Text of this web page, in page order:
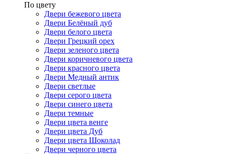
По цвету
Двери бежевого цвета
Двери Белёный дуб
Двери белого цвета
Двери Грецкий орех
Двери зеленого цвета
Двери коричневого цвета
Двери красного цвета
Двери Медный антик
Двери светлые
Двери серого цвета
Двери синего цвета
Двери темные
Двери цвета венге
Двери цвета Дуб
Двери цвета Шоколад
Двери черного цвета